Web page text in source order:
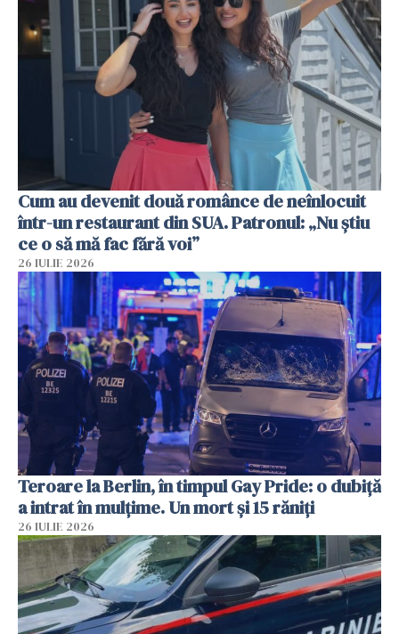
Cum au devenit două românce de neînlocuit
într-un restaurant din SUA. Patronul: „Nu știu
ce o să mă fac fără voi”
26 IULIE 2026
Teroare la Berlin, în timpul Gay Pride: o dubiță
a intrat în mulțime. Un mort și 15 răniți
26 IULIE 2026